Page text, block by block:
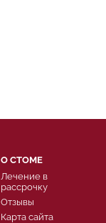
О СТОМЕ
Лечение в
рассрочку
Отзывы
Карта сайта